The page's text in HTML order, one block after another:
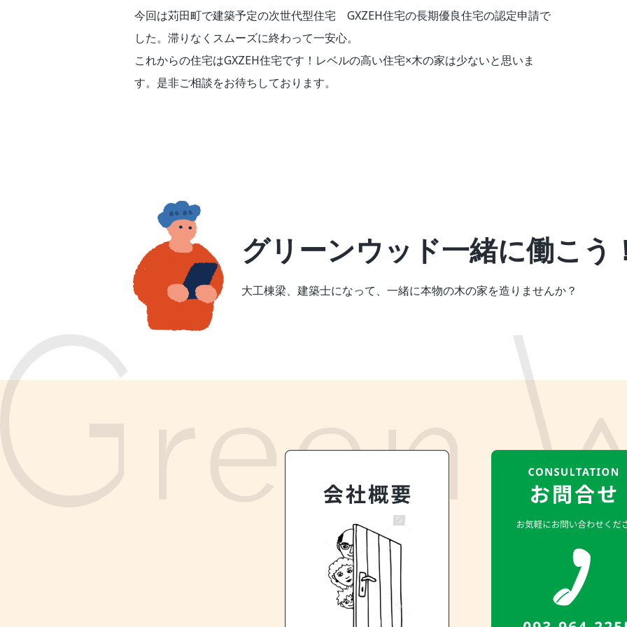
今回は苅田町で建築予定の次世代型住宅 GXZEH住宅の長期優良住宅の認定申請で
した。滞りなくスムーズに終わって一安心。
これからの住宅はGXZEH住宅です！レベルの高い住宅×木の家は少ないと思いま
す。是非ご相談をお待ちしております。
グリーンウッド一緒に働こう
大工棟梁、建築士になって、 一緒に本物の木の家を造りませんか？